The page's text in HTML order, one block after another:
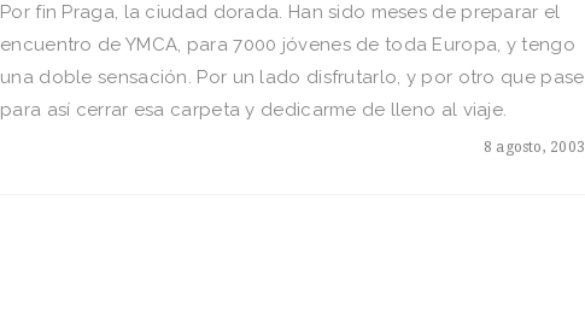
8 agosto, 2003
Por fin Praga, la ciudad dorada. Han sido meses de preparar el
encuentro de YMCA, para 7000 jóvenes de toda Europa, y tengo
una doble sensación. Por un lado disfrutarlo, y por otro que pase
para así­ cerrar esa carpeta y dedicarme de lleno al viaje.